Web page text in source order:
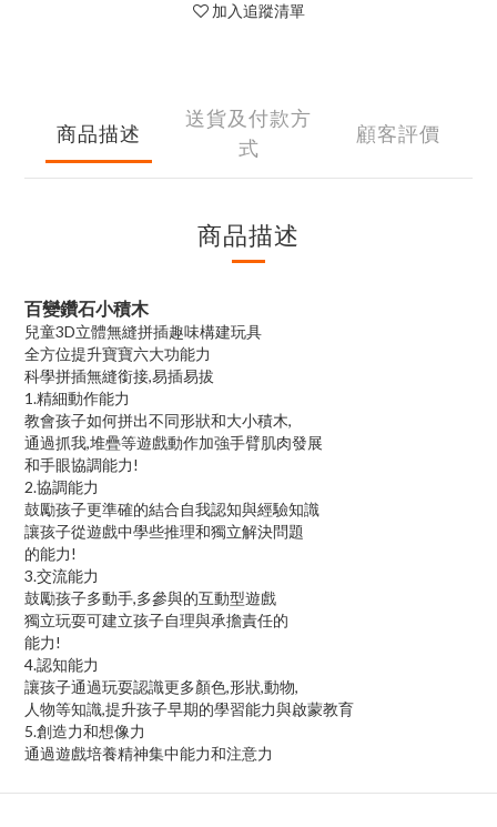
加入追蹤清單
商品描述
送貨及付款方
式
顧客評價
商品描述
百變鑽石小積木
兒童3D立體無縫拼插趣味構建玩具
全方位提升寶寶六大功能力
科學拼插無縫銜接,易插易拔
1.精細動作能力
教會孩子如何拼出不同形狀和大小積木,
通過抓我,堆疊等遊戲動作加強手臂肌肉發展
和手眼協調能力!
2.協調能力
鼓勵孩子更準確的結合自我認知與經驗知識
讓孩子從遊戲中學些推理和獨立解決問題
的能力!
3.交流能力
鼓勵孩子多動手,多參與的互動型遊戲
獨立玩耍可建立孩子自理與承擔責任的
能力!
4.認知能力
讓孩子通過玩耍認識更多顏色,形狀,動物,
人物等知識,提升孩子早期的學習能力與啟蒙教育
5.創造力和想像力
通過遊戲培養精神集中能力和注意力